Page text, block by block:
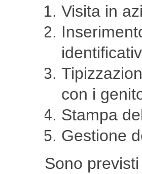
Visita in
con i
Stampa
Gestione
Sono